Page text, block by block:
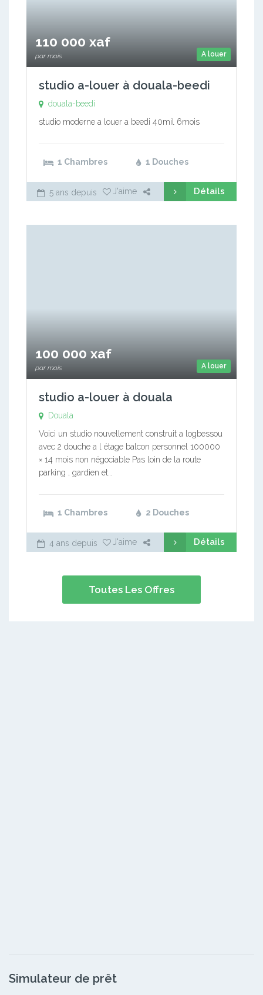
A louer
110 000 xaf
par mois
studio a-louer à douala-beedi
douala-beedi
studio moderne a louer a beedi 40mil 6mois
1 Chambres 1 Douches
5 ans depuis J'aime Détails
A louer
100 000 xaf
par mois
studio a-louer à douala
Douala
Voici un studio nouvellement construit a logbessou
avec 2 douche a l étage balcon personnel 100000
× 14 mois non négociable Pas loin de la route
parking , gardien et…
1 Chambres 2 Douches
4 ans depuis J'aime Détails
Toutes Les Offres
Simulateur de prêt